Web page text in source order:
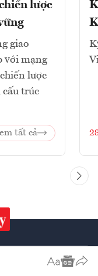
lược
giao
với mạng
lược
cấu trúc
tất cả
Tiêu & Dùng